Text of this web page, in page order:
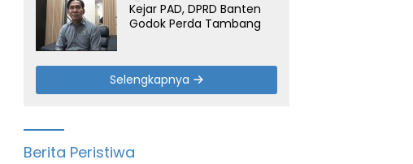
Kejar PAD, DPRD Banten
Godok Perda Tambang
Selengkapnya
Berita Peristiwa